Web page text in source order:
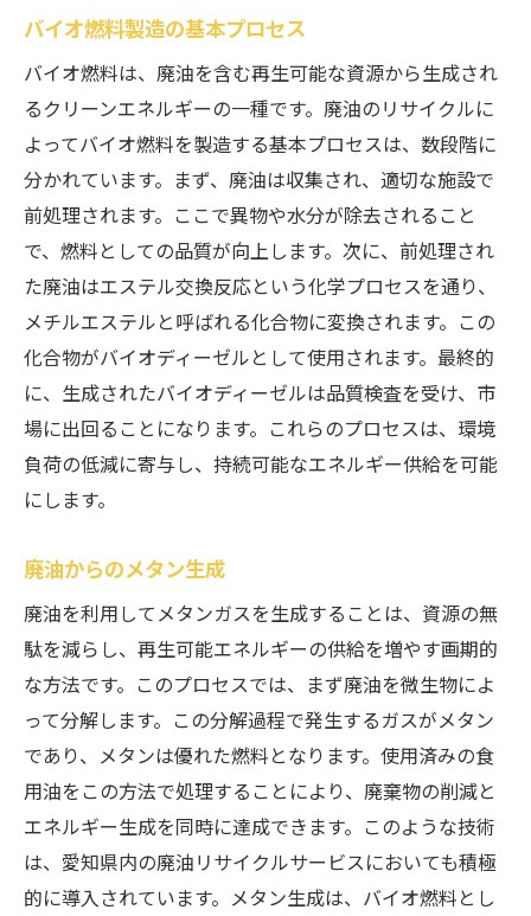
バイオ燃料製造の基本プロセス
バイオ燃料は、廃油を含む再生可能な資源から生成され
るクリーンエネルギーの一種です。廃油のリサイクルに
よってバイオ燃料を製造する基本プロセスは、数段階に
分かれています。まず、廃油は収集され、適切な施設で
前処理されます。ここで異物や水分が除去されること
で、燃料としての品質が向上します。次に、前処理され
た廃油はエステル交換反応という化学プロセスを通り、
メチルエステルと呼ばれる化合物に変換されます。この
化合物がバイオディーゼルとして使用されます。最終的
に、生成されたバイオディーゼルは品質検査を受け、市
場に出回ることになります。これらのプロセスは、環境
負荷の低減に寄与し、持続可能なエネルギー供給を可能
にします。
廃油からのメタン生成
廃油を利用してメタンガスを生成することは、資源の無
駄を減らし、再生可能エネルギーの供給を増やす画期的
な方法です。このプロセスでは、まず廃油を微生物によ
って分解します。この分解過程で発生するガスがメタン
であり、メタンは優れた燃料となります。使用済みの食
用油をこの方法で処理することにより、廃棄物の削減と
エネルギー生成を同時に達成できます。このような技術
は、愛知県内の廃油リサイクルサービスにおいても積極
的に導入されています。メタン生成は、バイオ燃料とし